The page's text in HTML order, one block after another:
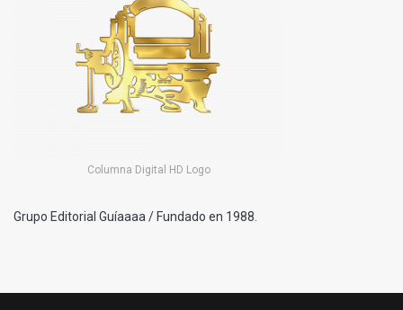
Columna Digital HD Logo
Grupo Editorial Guíaaaa / Fundado en 1988.